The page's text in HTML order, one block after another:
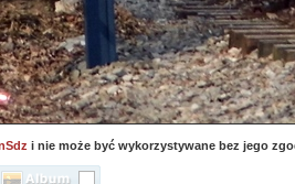
i nie może być wykorzystywane bez jego